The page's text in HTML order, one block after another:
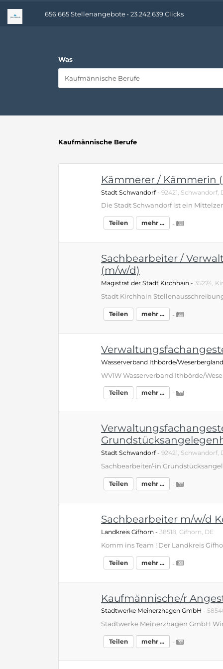
656.665 Stellenangebote • 23.242.639 Clicks
Was
Kaufmännische Berufe
Kämmerer / Kämmerin
Stadt Schwandorf-92421, Schwandorf,
Teilen mehr ... -
Sachbearbeiter /
(m/w/d)
Magistrat der Stadt Kirchhain-35274,
Teilen mehr ... -
Wasserverband Ithbörde/
Teilen mehr ... -
Stadt Schwandorf-92421, Schwandorf,
Teilen mehr ... -
Sachbearbeiter m/w/d
Landkreis Gifhorn-38518, Gifhorn, DE
Teilen mehr ... -
Kaufmännische/r
Stadtwerke Meinerzhagen GmbH-
Teilen mehr ... -